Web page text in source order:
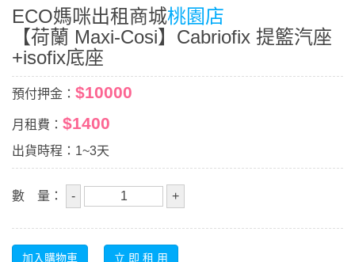
ECO媽咪出租商城桃園店
【荷蘭 Maxi-Cosi】Cabriofix 提籃汽座
+isofix底座
預付押金： $10000
月租費： $1400
出貨時程：1~3天
數 量：